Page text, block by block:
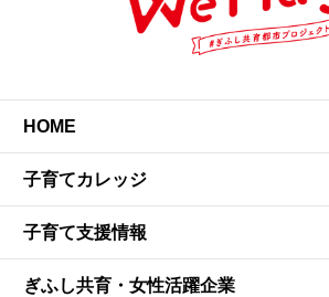
HOME
子育てカレッジ
子育て支援情報
ぎふし共育・女性活躍企業